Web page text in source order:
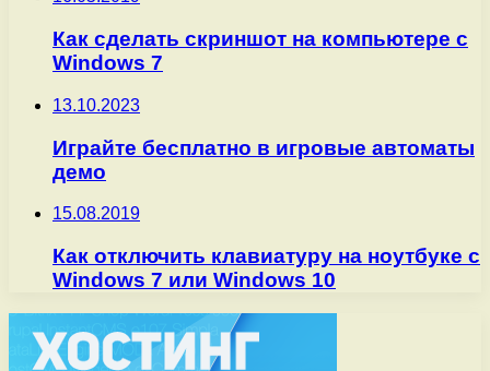
Как сделать скриншот на компьютере с
Windows 7
13.10.2023
Играйте бесплатно в игровые автоматы
демо
15.08.2019
Как отключить клавиатуру на ноутбуке с
Windows 7 или Windows 10